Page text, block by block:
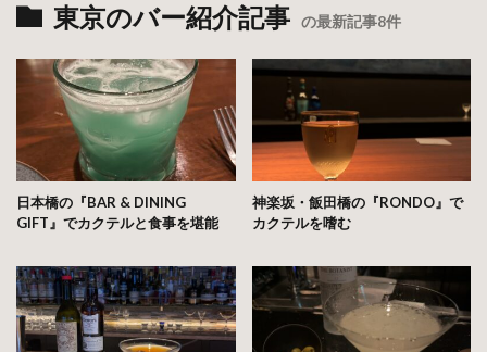
東京のバー紹介記事 の最新記事8件
日本橋の『BAR & DINING
GIFT』でカクテルと食事を堪能
神楽坂・飯田橋の『RONDO』で
カクテルを嗜む